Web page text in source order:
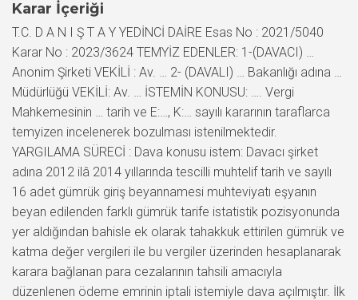
Karar İçeriği
T.C. D A N I Ş T A Y YEDİNCİ DAİRE Esas No : 2021/5040
Karar No : 2023/3624 TEMYİZ EDENLER: 1-(DAVACI) …
Anonim Şirketi VEKİLİ : Av. … 2- (DAVALI) … Bakanlığı adına …
Müdürlüğü VEKİLİ: Av. … İSTEMİN KONUSU: …. Vergi
Mahkemesinin … tarih ve E:…, K:… sayılı kararının taraflarca
temyizen incelenerek bozulması istenilmektedir.
YARGILAMA SÜRECİ : Dava konusu istem: Davacı şirket
adına 2012 ilâ 2014 yıllarında tescilli muhtelif tarih ve sayılı
16 adet gümrük giriş beyannamesi muhteviyatı eşyanın
beyan edilenden farklı gümrük tarife istatistik pozisyonunda
yer aldığından bahisle ek olarak tahakkuk ettirilen gümrük ve
katma değer vergileri ile bu vergiler üzerinden hesaplanarak
karara bağlanan para cezalarının tahsili amacıyla
düzenlenen ödeme emrinin iptali istemiyle dava açılmıştır. İlk